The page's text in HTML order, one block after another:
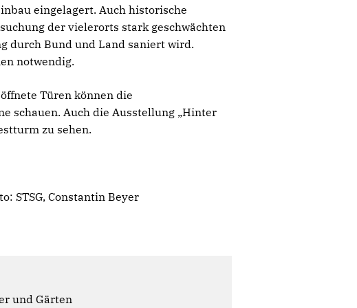
eingelagert. Auch historische
der vielerorts stark geschwächten
durch Bund und Land saniert wird.
notwendig.
Türen können die
schauen. Auch die Ausstellung „Hinter
zu sehen.
STSG, Constantin Beyer
und Gärten